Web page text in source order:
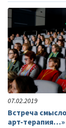
07.02.2019
Встреча
арт-терапия…»